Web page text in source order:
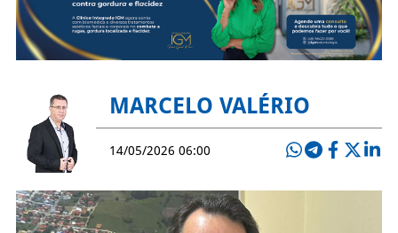
MARCELO VALÉRIO
14/05/2026 06:00